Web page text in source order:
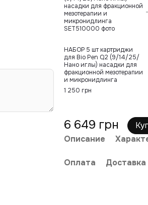
НАБОР 5 шт картриджи
для Bio Pen Q2 (9/14/25/
Нано иглы) насадки для
фракционной мезотерапии
и микронидлинга
1 250 грн
6 649 грн
Описание
Оплата Доставка